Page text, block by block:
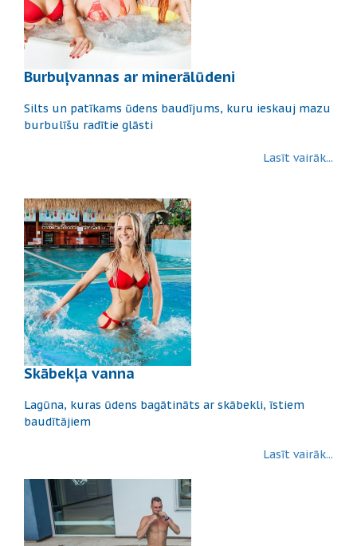
Burbuļvannas ar minerālūdeni
Silts un patīkams ūdens baudījums, kuru ieskauj mazu
burbulīšu radītie glāsti
Lasīt vairāk...
Skābekļa vanna
Lagūna, kuras ūdens bagātināts ar skābekli, īstiem
baudītājiem
Lasīt vairāk...